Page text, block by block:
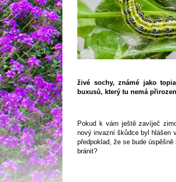
živé sochy, známé jako
buxusů, který tu nemá
Pokud k vám ještě zavíječ
nový invazní škůdce byl hlášen
předpoklad, že se bude
bránit?